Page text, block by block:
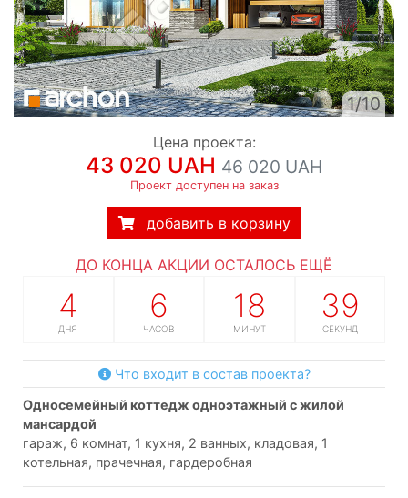
1/10
Цена проекта:
43 020 UAH 46 020 UAH
Проект доступен на заказ
добавить в корзину
ДО КОНЦА АКЦИИ ОСТАЛОСЬ ЕЩЁ
4
ДНЯ
6
ЧАСОВ
18
МИНУТ
38
СЕКУНД
Что входит в состав проекта?
односемейный коттедж одноэтажный с жилой
мансардой
гараж, 6 комнат, 1 кухня, 2 ванных, кладовая, 1
котельная, прачечная, гардеробная